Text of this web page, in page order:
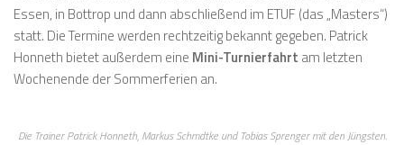
Essen, in Bottrop und dann abschließend im ETUF (das „Masters“)
statt. Die Termine werden rechtzeitig bekannt gegeben. Patrick
Honneth bietet außerdem eine Mini-Turnierfahrt am letzten
Wochenende der Sommerferien an.
Die Trainer Patrick Honneth, Markus Schmdtke und Tobias Sprenger mit den Jüngsten.